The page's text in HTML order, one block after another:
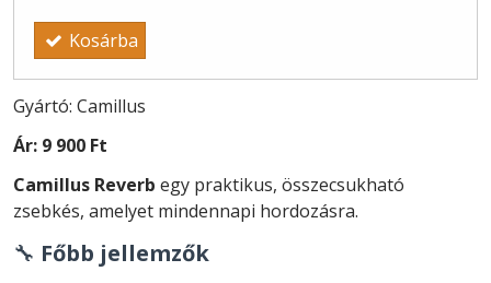
Kosárba
Gyártó: Camillus
Ár: 9 900 Ft
Camillus Reverb egy praktikus, összecsukható
zsebkés, amelyet mindennapi hordozásra.
🔧 Főbb jellemzők